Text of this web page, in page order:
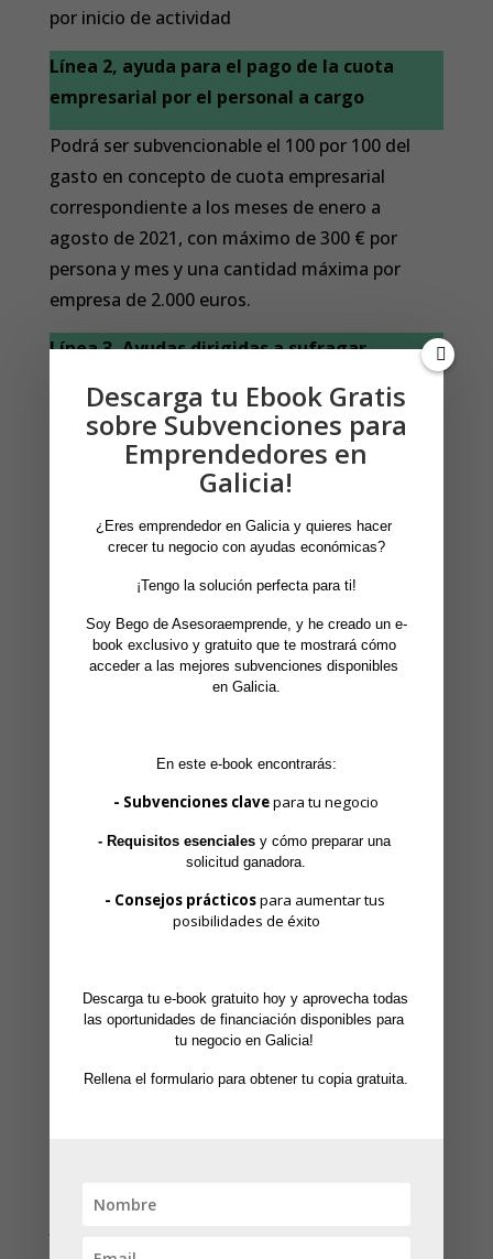
por inicio de actividad
Línea 2, ayuda para el pago de la cuota
empresarial por el personal a cargo
Podrá ser subvencionable el 100 por 100 del
gasto en concepto de cuota empresarial
correspondiente a los meses de enero a
agosto de 2021, con máximo de 300 € por
persona y mes y una cantidad máxima por
empresa de 2.000 euros.
Línea 3, Ayudas dirigidas a sufragar
locales comerciales, de hostelería o del
sector servicios
Son subvencionables los gastos en alquiler de
locales comerciales, de hostelería o del sector
servicios afectos exclusivamente a una
actividad económica y que se encuentren
ubicados en el término municipal de A Coruña,
entre los meses de enero a agosto de 2021.
Se subvencionará con 2.00,00 € por persona
OBLIGACIONES:
Entre otras habituales,
Comprometerse al mantenimiento de la
PRESCO EMPLEO 2021: AYUDA A LA
Se considera subvencionable el 100 por 100 de
los gastos (sueldo y cotización a la seguridad
social )por la contrataciónnuevade
mínima de un año. Los contratos deben ser a
Descarga tu Ebook Gratis
sobre Subvenciones para
Emprendedores en
Galicia!
¿Eres emprendedor en Galicia y quieres hacer
crecer tu negocio con ayudas económicas?
¡Tengo la solución perfecta para ti!
Soy Bego de Asesoraemprende, y he creado un e-
book exclusivo y gratuito que te mostrará cómo
acceder a las mejores subvenciones disponibles
en Galicia.
En este e-book encontrarás:
- Subvenciones clave para tu negocio
- Requisitos esenciales y cómo preparar una
solicitud ganadora.
- Consejos prácticos para aumentar tus
posibilidades de éxito
Descarga tu e-book gratuito hoy y aprovecha todas
las oportunidades de financiación disponibles para
tu negocio en Galicia!
Rellena el formulario para obtener tu copia gratuita.